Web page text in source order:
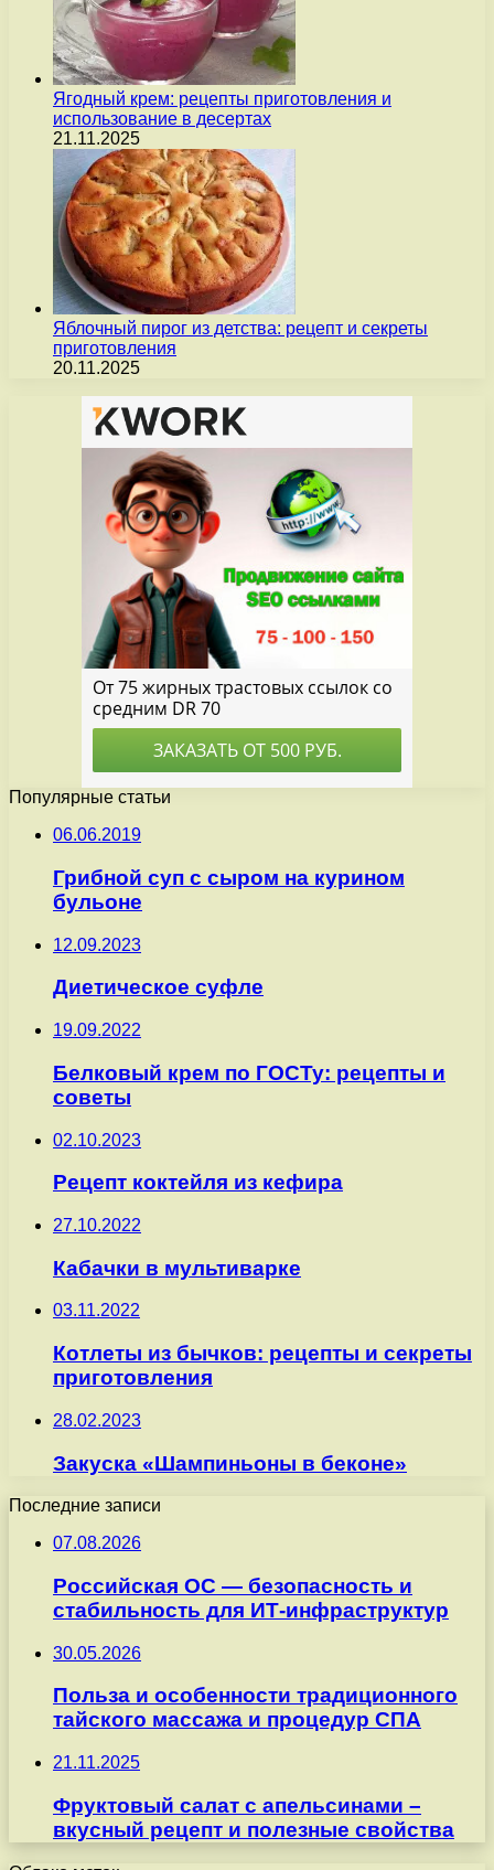
Ягодный крем: рецепты приготовления и
использование в десертах
21.11.2025
Яблочный пирог из детства: рецепт и секреты
приготовления
20.11.2025
Популярные статьи
06.06.2019
Грибной суп с сыром на курином
бульоне
12.09.2023
Диетическое суфле
19.09.2022
Белковый крем по ГОСТу: рецепты и
советы
02.10.2023
Рецепт коктейля из кефира
27.10.2022
Кабачки в мультиварке
03.11.2022
Котлеты из бычков: рецепты и секреты
приготовления
28.02.2023
Закуска «Шампиньоны в беконе»
Последние записи
07.08.2026
Российская ОС — безопасность и
стабильность для ИТ-инфраструктур
30.05.2026
Польза и особенности традиционного
тайского массажа и процедур СПА
21.11.2025
Фруктовый салат с апельсинами –
вкусный рецепт и полезные свойства